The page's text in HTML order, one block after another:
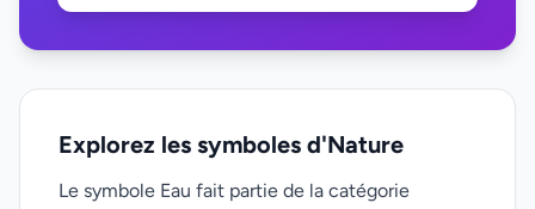
Explorez les symboles d'Nature
Le symbole Eau fait partie de la catégorie